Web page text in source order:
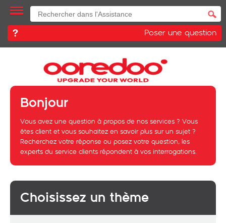
Poser une question
Bonjour
Vous avez une question à propos de nos services ? Vous
êtes client et vous souhaitez en savoir plus sur un sujet ?
Recherchez votre réponse ou posez votre question, les
experts du service clients répondent à vos interrogations.
Choisissez un thème